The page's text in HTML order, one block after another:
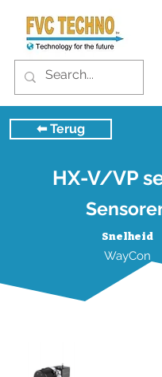
⬅︎ Terug
HX-V/VP
Snelheid
WayCon